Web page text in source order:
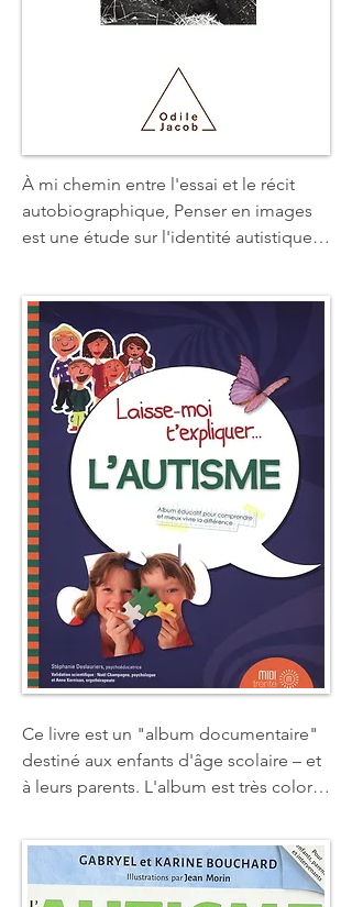
À mi chemin entre l'essai et le récit
autobiographique, Penser en images
est une étude sur l'identité autistique,
forces. Il nous éclaire sur les formes
d'intelligence propres aux autistes, sur
les émotions qu'ils éprouvent, sur leurs
aptitudes visuelle, mnésique,
langagière ou sociale, mais aussi sur le
diagnostic de l'autisme, les derniers
traitements médicaux en cours ou
encore les méthodes éducatives les
plus avancées.Ce livre trace une sorte
de pont entre deux mondes qui,
d'ordinaire, ne communiquent pas et
nous permet de voir fonctionner, de
l'intérieur, un esprit très différent du
nôtre.
Ce livre est un "album documentaire"
destiné aux enfants d'âge scolaire – et
à leurs parents. L'album est très coloré
réalisé par un enfant, il présente
l'histoire d'une jeune fille dont le petit
frère souffre d'un trouble envahissant